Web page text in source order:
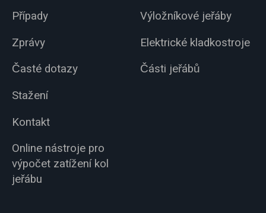
Případy
Zprávy
Časté dotazy
Stažení
Kontakt
Online nástroje pro
výpočet zatížení kol
jeřábu
Výložníkové jeřáby
Elektrické kladkostroje
Části jeřábů